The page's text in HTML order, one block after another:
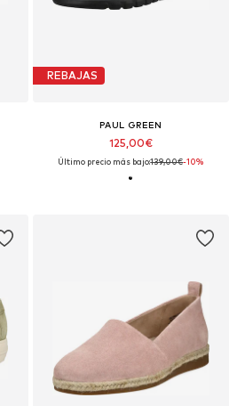
REBAJAS
PAUL GREEN
125,00€
Último precio más bajo:139,00€-10%